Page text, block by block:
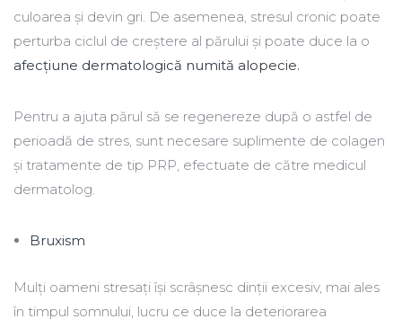
culoarea și devin gri. De asemenea, stresul cronic poate
perturba ciclul de creștere al părului și poate duce la o
afecțiune dermatologică numită alopecie.
Pentru a ajuta părul să se regenereze după o astfel de
perioadă de stres, sunt necesare suplimente de colagen
și tratamente de tip PRP, efectuate de către medicul
dermatolog.
Bruxism
Mulți oameni stresați își scrâșnesc dinții excesiv, mai ales
în timpul somnului, lucru ce duce la deteriorarea